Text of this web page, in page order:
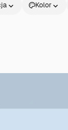
Kolor